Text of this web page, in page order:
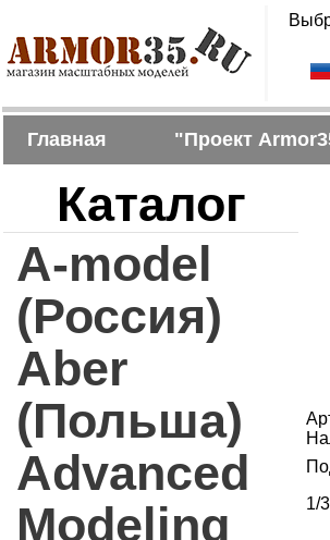
Главная "Проект
Каталог
A-model
(Россия)
Aber
(Польша)
Advanced
Modeling
1/